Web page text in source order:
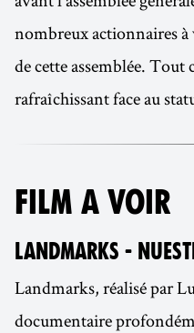
nombreux actionnaires
de cette assemblée.
rafraîchissant face au
FILM A VOIR
LANDMARKS -
Landmarks, réalisé par
documentaire